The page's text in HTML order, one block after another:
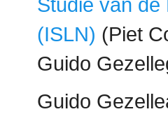
Studie van de
(ISLN) (Piet
Guido
Guido